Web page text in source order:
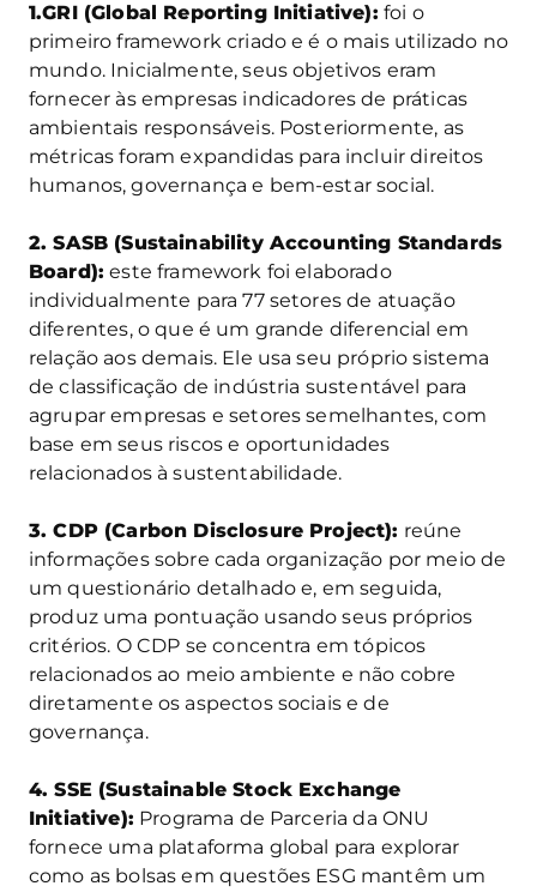
1.GRI (Global Reporting Initiative): foi o
primeiro framework criado e é o mais utilizado no
mundo. Inicialmente, seus objetivos eram
fornecer às empresas indicadores de práticas
ambientais responsáveis. Posteriormente, as
métricas foram expandidas para incluir direitos
humanos, governança e bem-estar social.
2. SASB (Sustainability Accounting Standards
Board): este framework foi elaborado
individualmente para 77 setores de atuação
diferentes, o que é um grande diferencial em
relação aos demais. Ele usa seu próprio sistema
de classificação de indústria sustentável para
agrupar empresas e setores semelhantes, com
base em seus riscos e oportunidades
relacionados à sustentabilidade.
3. CDP (Carbon Disclosure Project): reúne
informações sobre cada organização por meio de
um questionário detalhado e, em seguida,
produz uma pontuação usando seus próprios
critérios. O CDP se concentra em tópicos
relacionados ao meio ambiente e não cobre
diretamente os aspectos sociais e de
governança.
4. SSE (Sustainable Stock Exchange
Initiative): Programa de Parceria da ONU
fornece uma plataforma global para explorar
como as bolsas em questões ESG mantêm um